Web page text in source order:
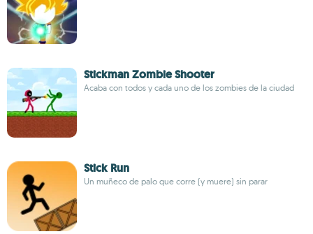
Stickman Zombie Shooter
Acaba con todos y cada uno de los zombies de la ciudad
Stick Run
Un muñeco de palo que corre (y muere) sin parar